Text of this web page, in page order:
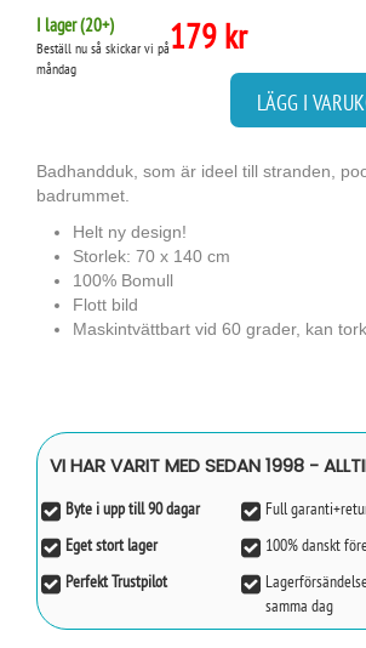
I lager (20+)
Beställ nu så skickar vi på
måndag
179 kr
LÄGG I
Badhandduk, som är ideel till stranden,
badrummet.
Helt ny design!
Storlek: 70 x 140 cm
100% Bomull
Flott bild
Maskintvättbart vid 60 grader, kan
VI HAR VARIT MED SEDAN 1998 -
Byte i upp till 90 dagar
Full
Eget stort lager
100% danskt
Perfekt Trustpilot
samma dag